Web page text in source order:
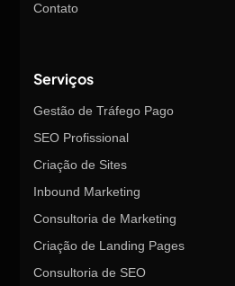
Contato
Serviços
Gestão de Tráfego Pago
SEO Profissional
Criação de Sites
Inbound Marketing
Consultoria de Marketing
Criação de Landing Pages
Consultoria de SEO